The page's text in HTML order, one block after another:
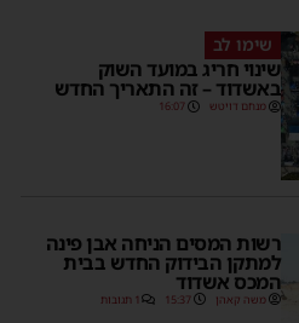
שימו לב
שינוי חריג במועד השוק
באשדוד – זה התאריך החדש
מנחם דויטש 16:07
רשות המסים הניחה אבן פינה
למתקן הבידוק החדש בבית
המכס אשדוד
משה קאהן 15:37 1 תגובות